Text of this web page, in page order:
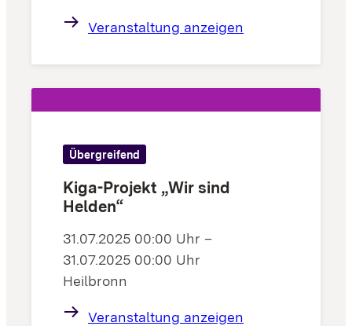
Veranstaltung anzeigen
Übergreifend
Kiga-Projekt „Wir sind
Helden“
31.07.2025 00:00 Uhr –
31.07.2025 00:00 Uhr
Heilbronn
Veranstaltung anzeigen